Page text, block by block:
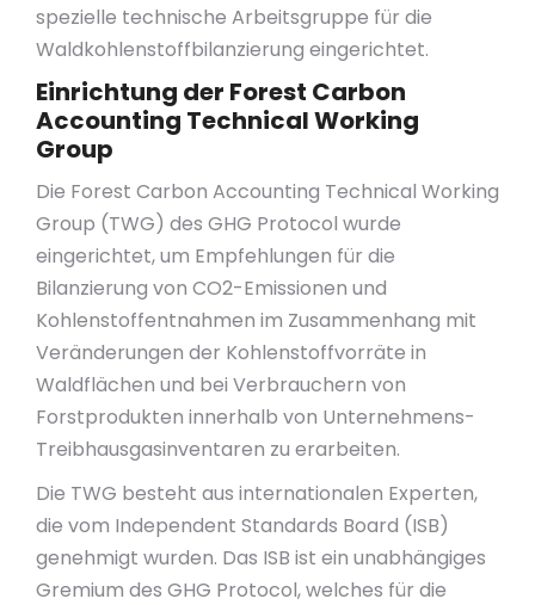
spezielle technische Arbeitsgruppe für die
Waldkohlenstoffbilanzierung eingerichtet.
Einrichtung der Forest Carbon
Accounting Technical Working
Group
Die Forest Carbon Accounting Technical Working
Group (TWG) des GHG Protocol wurde
eingerichtet, um Empfehlungen für die
Bilanzierung von CO2-Emissionen und
Kohlenstoffentnahmen im Zusammenhang mit
Veränderungen der Kohlenstoffvorräte in
Waldflächen und bei Verbrauchern von
Forstprodukten innerhalb von Unternehmens-
Treibhausgasinventaren zu erarbeiten.
Die TWG besteht aus internationalen Experten,
die vom Independent Standards Board (ISB)
genehmigt wurden. Das ISB ist ein unabhängiges
Gremium des GHG Protocol, welches für die